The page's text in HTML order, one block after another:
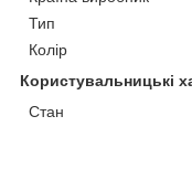
Тип
Колір
Користувальницькі
Стан